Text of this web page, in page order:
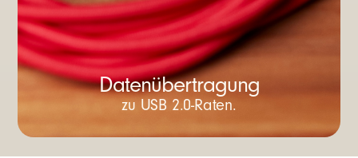
Datenübertragung
zu USB 2.0-Raten.